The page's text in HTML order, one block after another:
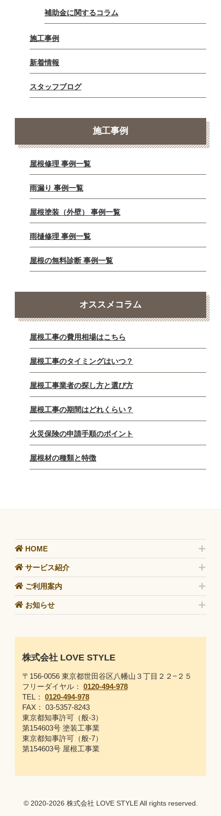
補助金に関するコラム
施工事例
新着情報
スタッフブログ
施工事例
屋根修理 事例一覧
雨漏り 事例一覧
屋根塗装（外壁） 事例一覧
雨樋修理 事例一覧
屋根の無料診断 事例一覧
オススメコラム
屋根工事の費用相場はこちら
屋根工事のタイミングはいつ？
屋根工事業者の探し方と選び方
屋根工事の期間はどれくらい？
火災保険の申請手順のポイント
屋根材の種類と特徴
HOME
サービス紹介
ご利用案内
お知らせ
株式会社 LOVE STYLE
〒156-0056 東京都世田谷区八幡山３丁目２２−２５
フリーダイヤル： 0120-494-978
TEL： 0120-494-978
FAX： 03-5357-8243
東京都知事許可（般-3）
第154603号 塗装工事業
東京都知事許可（般-7）
第154603号 屋根工事業
© 2020-2026 株式会社 LOVE STYLE All rights reserved.